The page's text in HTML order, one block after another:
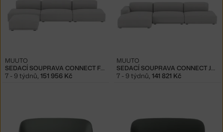
SEDACÍ SOUPRAVA CONNECT F+C+G+I, REMIX 123
MUUTO
7 - 9 týdnů, 151 956 Kč
SEDACÍ SOUPRAVA CONNECT J+C+G, REMIX 123
MUUTO
7 - 9 týdnů, 141 821 Kč